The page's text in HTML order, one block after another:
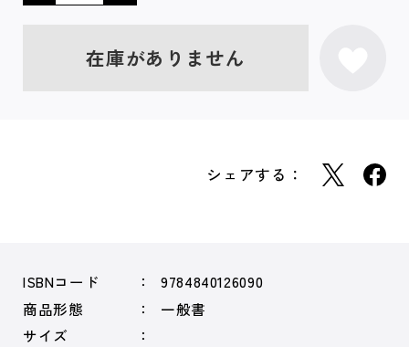
在庫がありません
シェアする：
ISBNコード
9784840126090
商品形態
一般書
サイズ